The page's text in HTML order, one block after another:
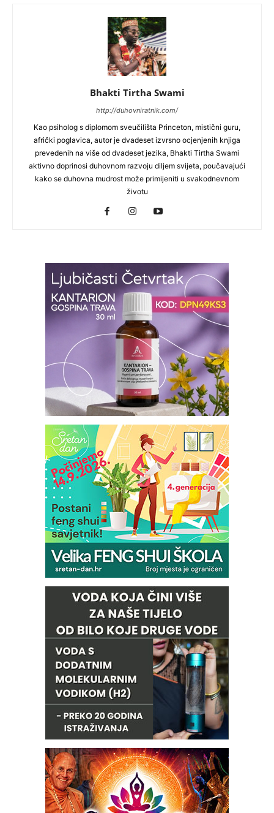
Bhakti Tirtha Swami
http://duhovniratnik.com/
Kao psiholog s diplomom sveučilišta Princeton, mistični guru,
afrički poglavica, autor je dvadeset izvrsno ocjenjenih knjiga
prevedenih na više od dvadeset jezika, Bhakti Tirtha Swami
aktivno doprinosi duhovnom razvoju diljem svijeta, poučavajući
kako se duhovna mudrost može primijeniti u svakodnevnom
životu